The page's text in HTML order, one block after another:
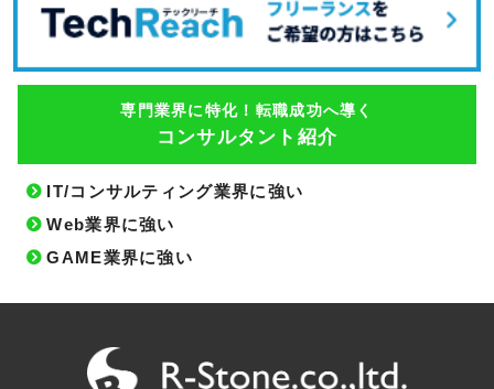
専門業界に特化！転職成功へ導く
コンサルタント紹介
IT/コンサルティング業界に強い
Web業界に強い
GAME業界に強い